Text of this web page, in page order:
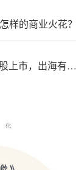
样的商业火花？
贝—达药业再谋港股上市，出海有新解？